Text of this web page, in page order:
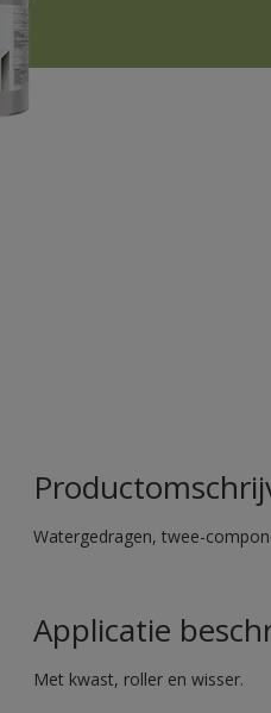
Watergedragen, twee-
Applicatie
Met kwast, roller en wisser.